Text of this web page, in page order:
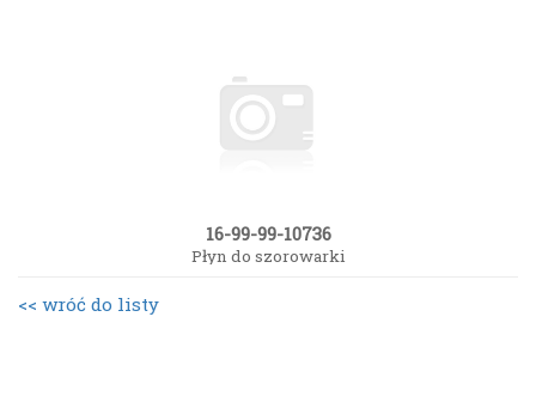
16-99-99-10736
Płyn do szorowarki
<< wróć do listy